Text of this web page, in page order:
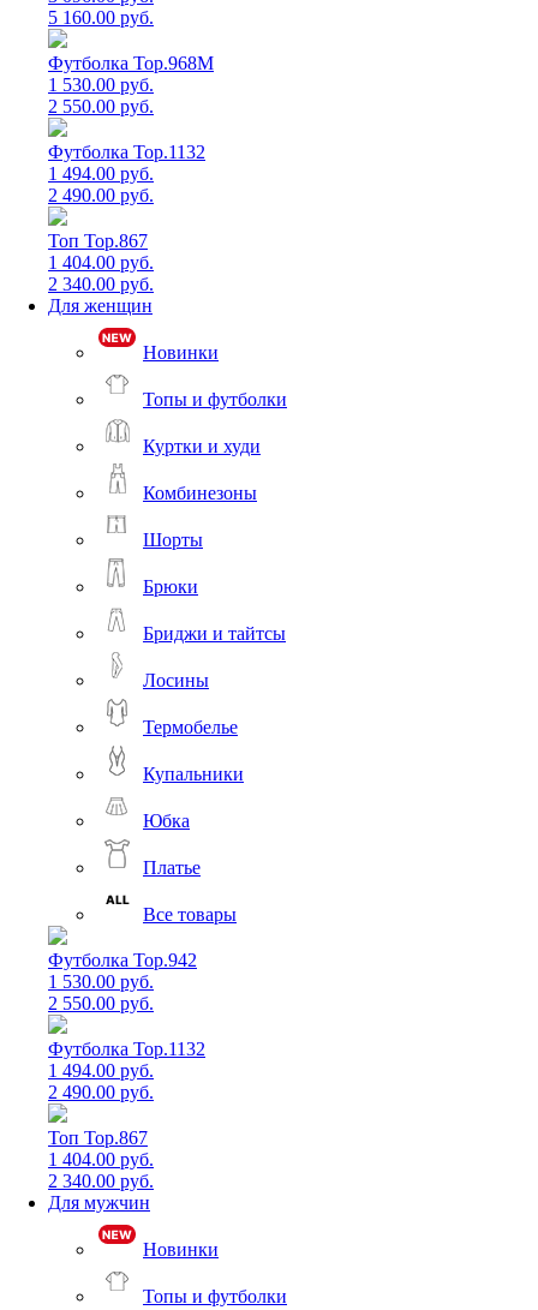
5 160.00 руб.
Футболка Top.968M
1 530.00 руб.
2 550.00 руб.
Футболка Top.1132
1 494.00 руб.
2 490.00 руб.
Топ Top.867
1 404.00 руб.
2 340.00 руб.
Для женщин
Новинки
Топы и футболки
Куртки и худи
Комбинезоны
Шорты
Брюки
Бриджи и тайтсы
Лосины
Термобелье
Купальники
Юбка
Платье
Все товары
Футболка Top.942
1 530.00 руб.
2 550.00 руб.
Футболка Top.1132
1 494.00 руб.
2 490.00 руб.
Топ Top.867
1 404.00 руб.
2 340.00 руб.
Для мужчин
Новинки
Топы и футболки